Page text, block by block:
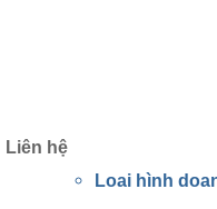
Liên hệ
Loai hình